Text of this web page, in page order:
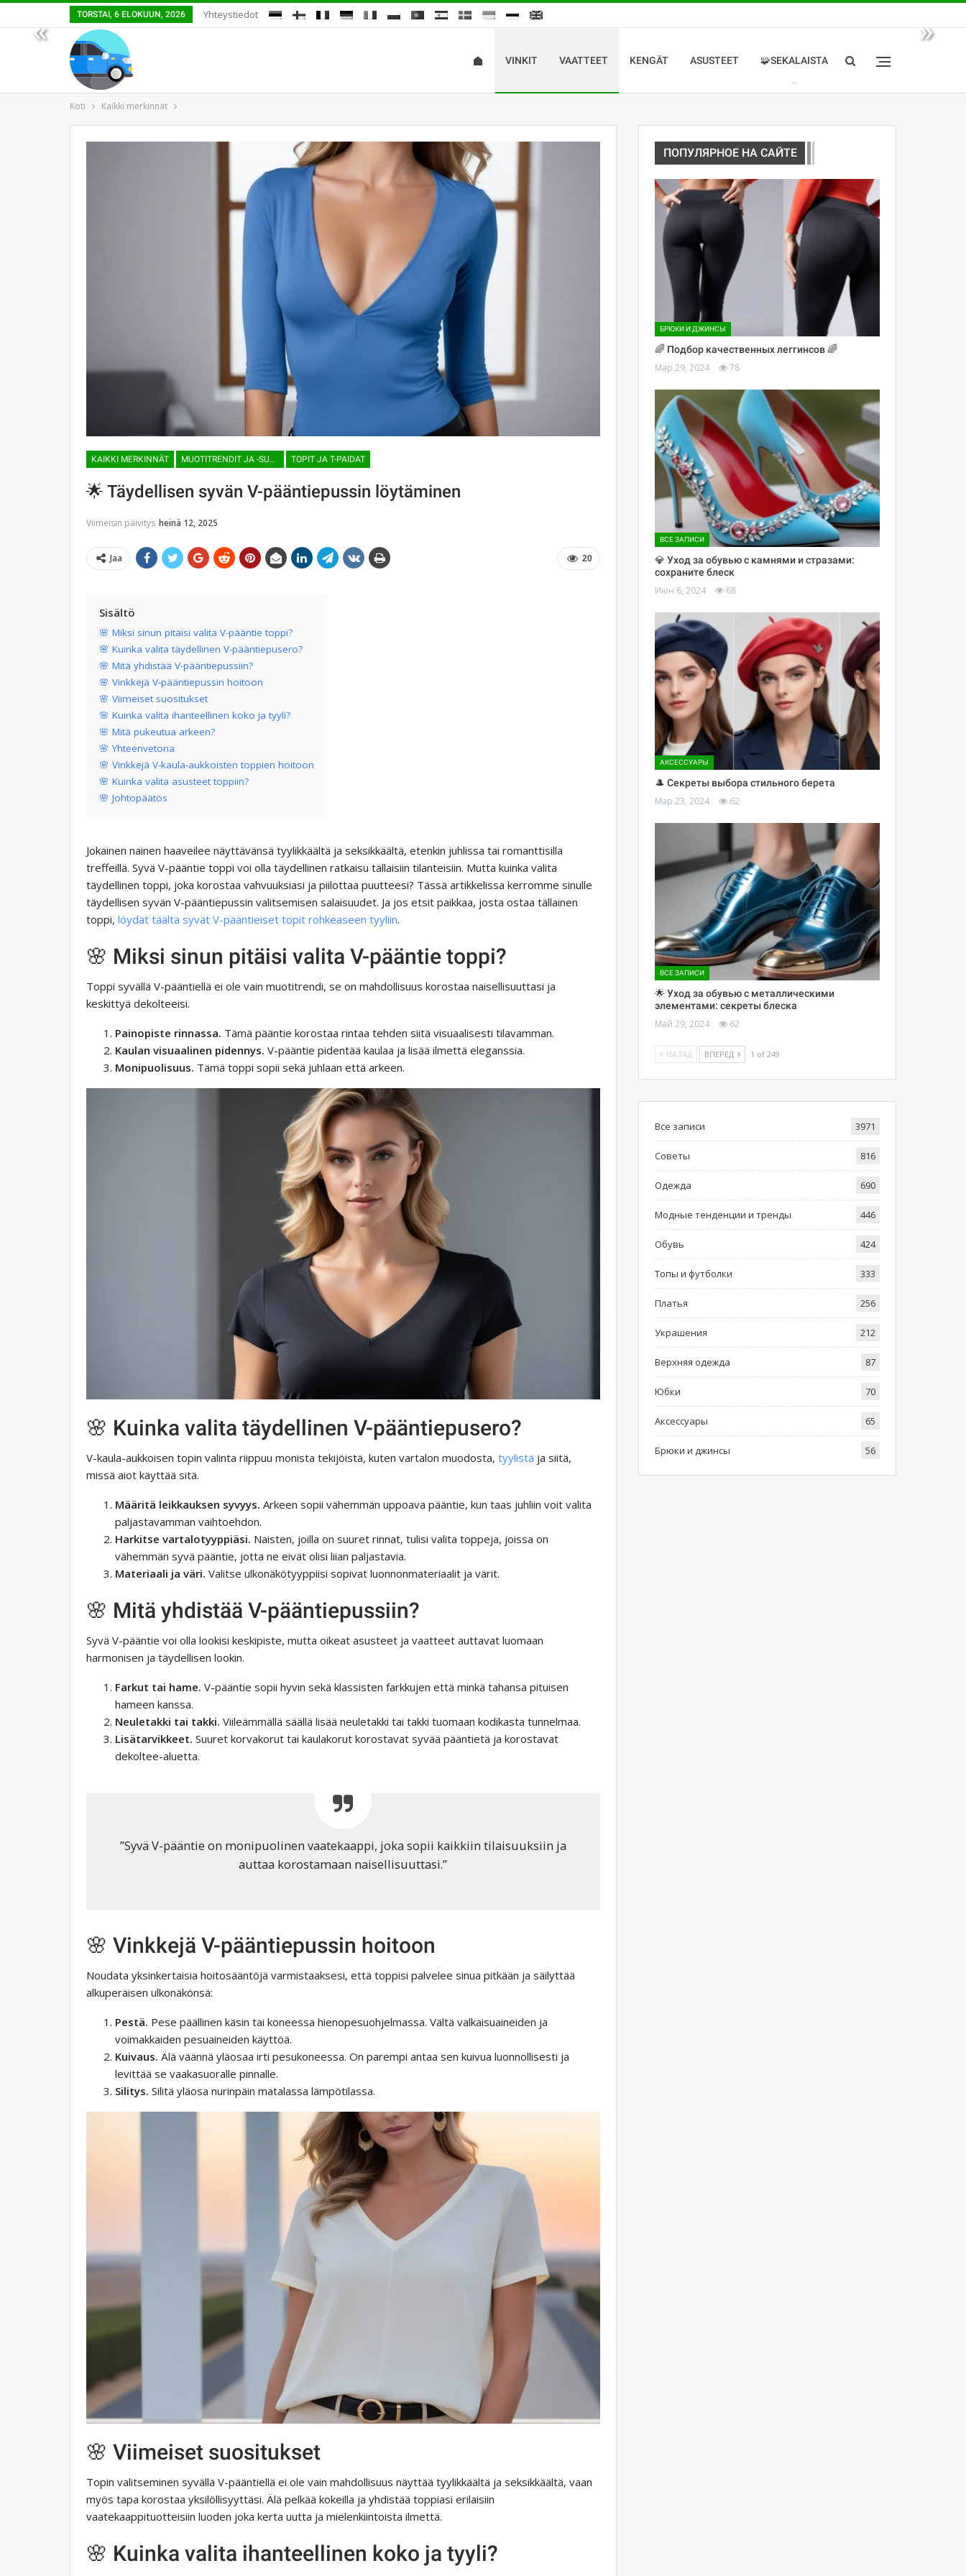
« »
TORSTAI, 6 ELOKUUN, 2026 Yhteystiedot
VINKIT VAATTEET KENGÄT ASUSTEET 🧩SEKALAISTA
Koti Kaikki merkinnät
KAIKKI MERKINNÄT MUOTITRENDIT JA -SUUNTAUKSET TOPIT JA T-PAIDAT
🌟 Täydellisen syvän V-pääntiepussin löytäminen
Viimeisin päivitys heinä 12, 2025
20
Jaa
Sisältö
🌸 Miksi sinun pitäisi valita V-pääntie toppi?
🌸 Kuinka valita täydellinen V-pääntiepusero?
🌸 Mitä yhdistää V-pääntiepussiin?
🌸 Vinkkejä V-pääntiepussin hoitoon
🌸 Viimeiset suositukset
🌸 Kuinka valita ihanteellinen koko ja tyyli?
🌸 Mitä pukeutua arkeen?
🌸 Yhteenvetona
🌸 Vinkkejä V-kaula-aukkoisten toppien hoitoon
🌸 Kuinka valita asusteet toppiin?
🌸 Johtopäätös
Jokainen nainen haaveilee näyttävänsä tyylikkäältä ja seksikkäältä, etenkin juhlissa tai romanttisilla
treffeillä. Syvä V-pääntie toppi voi olla täydellinen ratkaisu tällaisiin tilanteisiin. Mutta kuinka valita
täydellinen toppi, joka korostaa vahvuuksiasi ja piilottaa puutteesi? Tässä artikkelissa kerromme sinulle
täydellisen syvän V-pääntiepussin valitsemisen salaisuudet. Ja jos etsit paikkaa, josta ostaa tällainen
toppi, löydät täältä syvät V-pääntieiset topit rohkeaseen tyyliin.
🌸 Miksi sinun pitäisi valita V-pääntie toppi?
Toppi syvällä V-pääntiellä ei ole vain muotitrendi, se on mahdollisuus korostaa naisellisuuttasi ja
keskittyä dekolteeisi.
Painopiste rinnassa. Tämä pääntie korostaa rintaa tehden siitä visuaalisesti tilavamman.
Kaulan visuaalinen pidennys. V-pääntie pidentää kaulaa ja lisää ilmettä eleganssia.
Monipuolisuus. Tämä toppi sopii sekä juhlaan että arkeen.
🌸 Kuinka valita täydellinen V-pääntiepusero?
V-kaula-aukkoisen topin valinta riippuu monista tekijöistä, kuten vartalon muodosta, tyylistä ja siitä,
missä aiot käyttää sitä.
Määritä leikkauksen syvyys. Arkeen sopii vähemmän uppoava pääntie, kun taas juhliin voit valita
paljastavamman vaihtoehdon.
Harkitse vartalotyyppiäsi. Naisten, joilla on suuret rinnat, tulisi valita toppeja, joissa on
vähemmän syvä pääntie, jotta ne eivät olisi liian paljastavia.
Materiaali ja väri. Valitse ulkonäkötyyppiisi sopivat luonnonmateriaalit ja värit.
🌸 Mitä yhdistää V-pääntiepussiin?
Syvä V-pääntie voi olla lookisi keskipiste, mutta oikeat asusteet ja vaatteet auttavat luomaan
harmonisen ja täydellisen lookin.
Farkut tai hame. V-pääntie sopii hyvin sekä klassisten farkkujen että minkä tahansa pituisen
hameen kanssa.
Neuletakki tai takki. Viileämmällä säällä lisää neuletakki tai takki tuomaan kodikasta tunnelmaa.
Lisätarvikkeet. Suuret korvakorut tai kaulakorut korostavat syvää pääntietä ja korostavat
dekoltee-aluetta.
”Syvä V-pääntie on monipuolinen vaatekaappi, joka sopii kaikkiin tilaisuuksiin ja
auttaa korostamaan naisellisuuttasi.”
🌸 Vinkkejä V-pääntiepussin hoitoon
Noudata yksinkertaisia ​​hoitosääntöjä varmistaaksesi, että toppisi palvelee sinua pitkään ja säilyttää
alkuperäisen ulkonäkönsä:
Pestä. Pese päällinen käsin tai koneessa hienopesuohjelmassa. Vältä valkaisuaineiden ja
voimakkaiden pesuaineiden käyttöä.
Kuivaus. Älä väännä yläosaa irti pesukoneessa. On parempi antaa sen kuivua luonnollisesti ja
levittää se vaakasuoralle pinnalle.
Silitys. Silitä yläosa nurinpäin matalassa lämpötilassa.
🌸 Viimeiset suositukset
Topin valitseminen syvällä V-pääntiellä ei ole vain mahdollisuus näyttää tyylikkäältä ja seksikkäältä, vaan
myös tapa korostaa yksilöllisyyttäsi. Älä pelkää kokeilla ja yhdistää toppiasi erilaisiin
vaatekaappituotteisiin luoden joka kerta uutta ja mielenkiintoista ilmettä.
🌸 Kuinka valita ihanteellinen koko ja tyyli?
ПОПУЛЯРНОЕ НА САЙТЕ
БРЮКИ И ДЖИНСЫ
🌈 Подбор качественных леггинсов 🌈
Мар 29, 2024 78
ВСЕ ЗАПИСИ
💎 Уход за обувью с камнями и стразами:
сохраните блеск
Июн 6, 2024 68
АКСЕССУАРЫ
🎩 Секреты выбора стильного берета
Мар 23, 2024 62
ВСЕ ЗАПИСИ
🌟 Уход за обувью с металлическими
элементами: секреты блеска
Май 29, 2024 62
НАЗАД ВПЕРЕД 1 of 249
Все записи 3971
Советы 816
Одежда 690
Модные тенденции и тренды 446
Обувь 424
Топы и футболки 333
Платья 256
Украшения 212
Верхняя одежда 87
Юбки 70
Аксессуары 65
Брюки и джинсы 56